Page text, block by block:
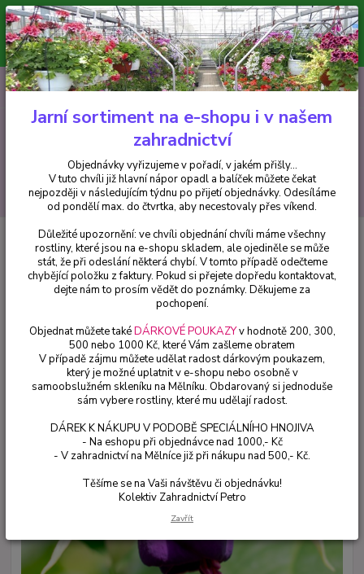
Minimální hodnota pro odeslání z e-shopu je 300 Kč.
V tuto chvíli již hlavní nápor objednávek opadl a balíček můžete čekat
nejpozději v následujícím týdnu po přijetí objednávky. Objednávky
vyřizujeme v pořadí, v jakém přišly...
CZK
Hledat
+420 602 223 614 0ks
za0 Kč
Fuchsie Rose of Cestile Fuchsie- mrazuvzdorná - 1 ks
Rose of Cestile Fuchsie-
mrazuvzdorná - 1 ks
Jarní sortiment na e-shopu i v našem
zahradnictví
Objednávky vyřizujeme v pořadí, v jakém přišly...
V tuto chvíli již hlavní nápor opadl a balíček můžete čekat
nejpozději v následujícím týdnu po přijetí objednávky. Odesíláme
od pondělí max. do čtvrtka, aby necestovaly přes víkend.
Důležité upozornění: ve chvíli objednání chvíli máme všechny
rostliny, které jsou na e-shopu skladem, ale ojediněle se může
stát, že při odeslání některá chybí. V tomto případě odečteme
chybějící položku z faktury. Pokud si přejete dopředu kontaktovat,
dejte nám to prosím vědět do poznámky. Děkujeme za
pochopení.
Objednat můžete takéDÁRKOVÉ POUKAZYv hodnotě 200, 300,
500 nebo 1000 Kč, které Vám zašleme obratem
V případě zájmu můžete udělat radost dárkovým poukazem,
který je možné uplatnit v e-shopu nebo osobně v
samoobslužném skleníku na Mělníku. Obdarovaný si jednoduše
sám vybere rostliny, které mu udělají radost.
DÁREK K NÁKUPU V PODOBĚ SPECIÁLNÍHO HNOJIVA
- Na eshopu při objednávce nad 1000,- Kč
- V zahradnictví na Mělníce již při nákupu nad 500,- Kč.
Těšíme se na Vaši návštěvu či objednávku!
Kolektiv Zahradnictví Petro
Zavřít